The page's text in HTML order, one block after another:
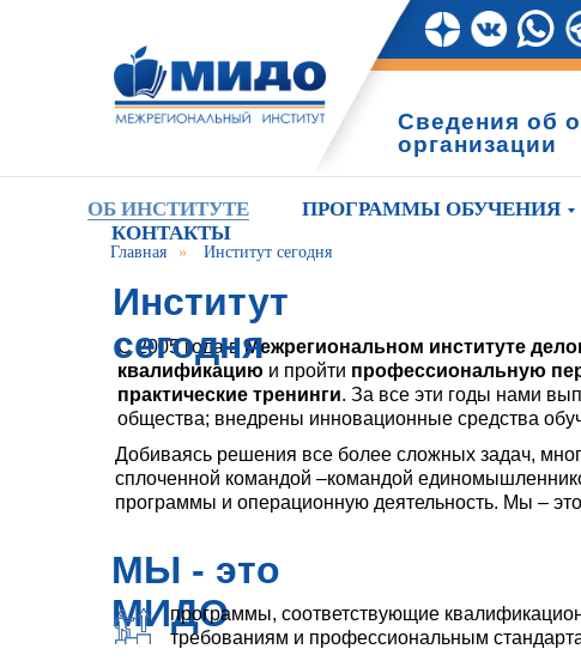
Сведения об
организации
ОБ ИНСТИТУТЕ ПРОГРАММЫ ОБУЧЕНИЯ
КОНТАКТЫ
Главная » Институт сегодня
С 2005 года вМежрегиональном институте
квалификацию и пройти профессиональную
практические тренинги. За все эти годы нами
общества; внедрены инновационные средства
Добиваясь решения все более сложных задач,
сплоченной командой –командой
программы и операционную деятельность. Мы –
МЫ - это
МИДОпрограммы, соответствующие
требованиям и профессиональным
Институт
сегодня